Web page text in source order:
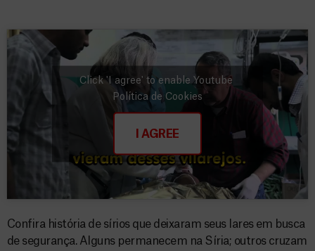
Click 'I agree' to enable Youtube
Política de Cookies
I AGREE
Confira história de sírios que deixaram seus lares em busca
de segurança. Alguns permanecem na Síria; outros cruzam